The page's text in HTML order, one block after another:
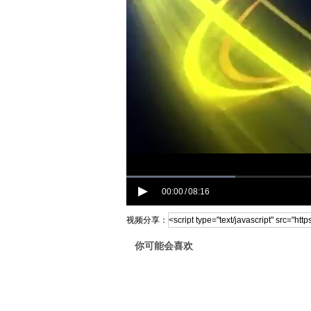
00:00/08:16
视频分享：
你可能会喜欢